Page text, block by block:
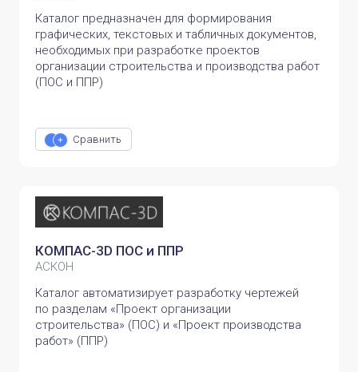
Каталог предназначен для формирования
графических, текстовых и табличных документов,
необходимых при разработке проектов
организации строительства и производства работ
(ПОС и ППР)
Сравнить
КОМПАС-3D ПОС и ППР
АСКОН
Каталог автоматизирует разработку чертежей
по разделам «Проект организации
строительства» (ПОС) и «Проект производства
работ» (ППР)